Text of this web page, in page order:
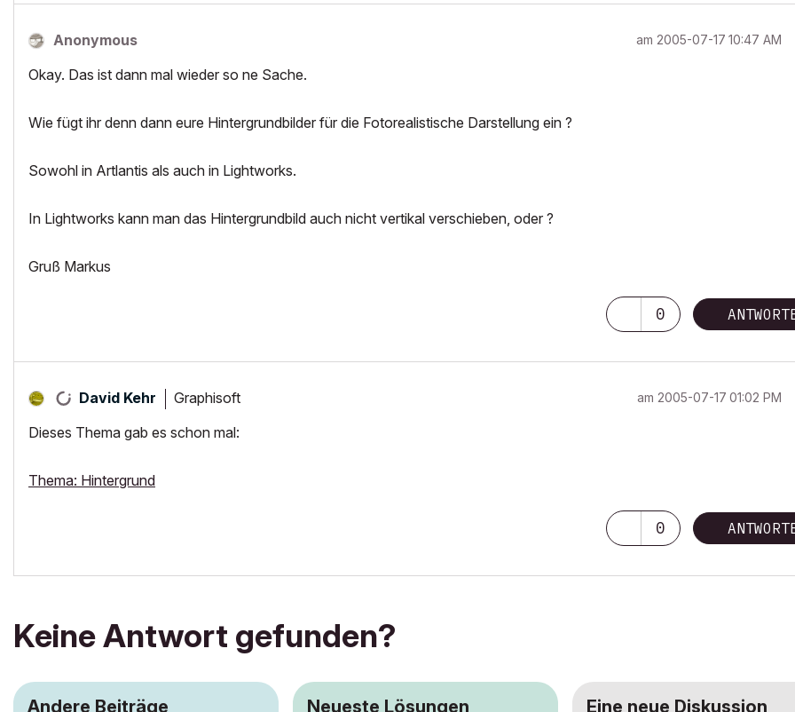
Anonymous am ‎2005-07-17 10:47 AM
Okay. Das ist dann mal wieder so ne Sache.
Wie fügt ihr denn dann eure Hintergrundbilder für die Fotorealistische Darstellung ein ?
Sowohl in Artlantis als auch in Lightworks.
In Lightworks kann man das Hintergrundbild auch nicht vertikal verschieben, oder ?
Gruß Markus
0
David Kehr Graphisoft am ‎2005-07-17 01:02 PM
Dieses Thema gab es schon mal:
Thema: Hintergrund
0
Keine Antwort gefunden?
Andere Beiträge Neueste Lösungen Eine neue Diskussion